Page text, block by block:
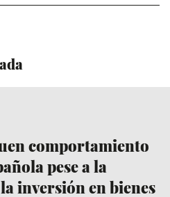
comportamiento
pese a la
inversión en bienes